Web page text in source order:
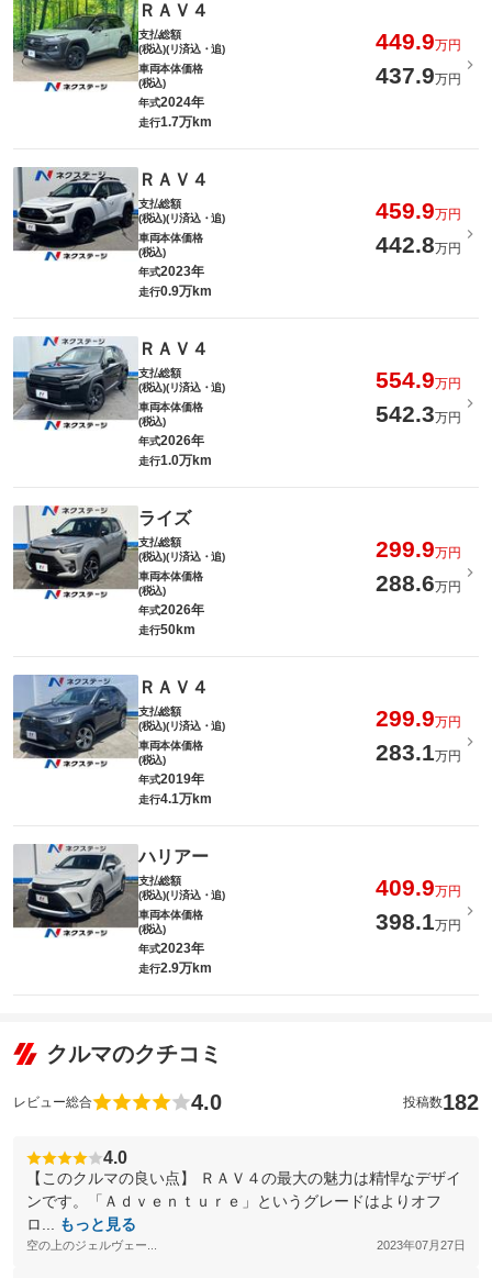
ＲＡＶ４
支払総額
(税込)(リ済込・追)
449.9万円
車両本体価格
(税込)
437.9万円
年式2024年
走行1.7万km
ＲＡＶ４
支払総額
(税込)(リ済込・追)
459.9万円
車両本体価格
(税込)
442.8万円
年式2023年
走行0.9万km
ＲＡＶ４
支払総額
(税込)(リ済込・追)
554.9万円
車両本体価格
(税込)
542.3万円
年式2026年
走行1.0万km
ライズ
支払総額
(税込)(リ済込・追)
299.9万円
車両本体価格
(税込)
288.6万円
年式2026年
走行50km
ＲＡＶ４
支払総額
(税込)(リ済込・追)
299.9万円
車両本体価格
(税込)
283.1万円
年式2019年
走行4.1万km
ハリアー
支払総額
(税込)(リ済込・追)
409.9万円
車両本体価格
(税込)
398.1万円
年式2023年
走行2.9万km
クルマのクチコミ
レビュー総合 4.0 投稿数182
4.0
【このクルマの良い点】 ＲＡＶ４の最大の魅力は精悍なデザイ
ンです。「Ａｄｖｅｎｔｕｒｅ」というグレードはよりオフ
ロ...
もっと見る
空の上のジェルヴェー... 2023年07月27日